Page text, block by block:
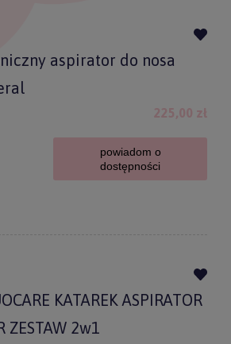
aspirator do nosa
225,00 zł
powiadom o
dostępności
KATAREK ASPIRATOR
ZESTAW 2w1